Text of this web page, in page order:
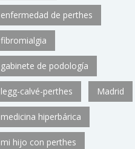
enfermedad de perthes
fibromialgia
gabinete de podología
legg-calvé-perthes Madrid
medicina hiperbárica
mi hijo con perthes